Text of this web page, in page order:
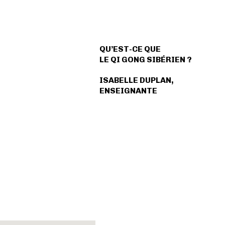
QU’EST-CE QUE
LE QI GONG SIBÉRIEN ?
ISABELLE DUPLAN,
ENSEIGNANTE